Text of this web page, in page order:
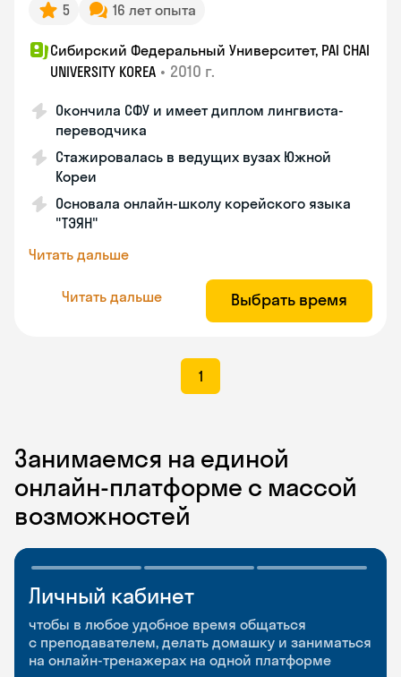
5 16 лет опыта
Сибирский Федеральный Университет, PAI CHAI
UNIVERSITY KOREA • 2010 г.
Окончила СФУ и имеет диплом лингвиста-
переводчика
Стажировалась в ведущих вузах Южной
Кореи
Основала онлайн-школу корейского языка
"ТЭЯН"
Читать дальше
Читать дальше Выбрать время
1
Занимаемся на единой
онлайн-платформе с массой
возможностей
Личный кабинет
чтобы в любое удобное время общаться
с преподавателем, делать домашку и заниматься
на онлайн-тренажерах на одной платформе
Мобильное
приложение
чтобы заниматься и изучать новые слова где
и когда удобно
Разговорные клубы
и Talks
Групповые занятия для разговорной практики
и индивидуальные встречи с преподавателями